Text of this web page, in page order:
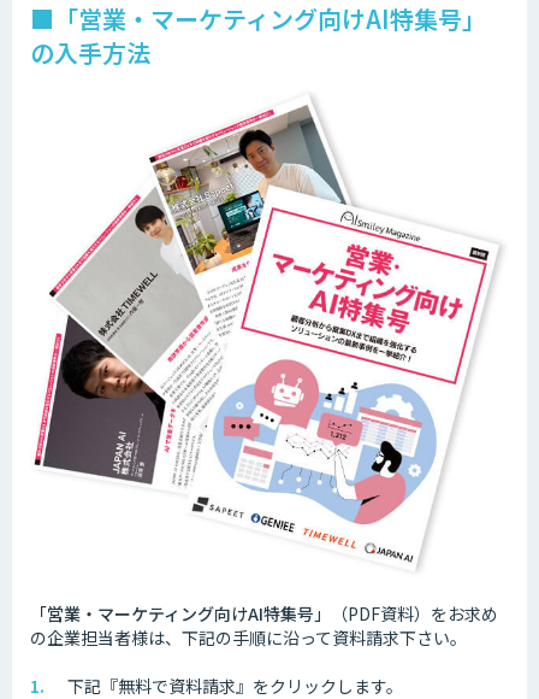
■「営業・マーケティング向けAI特集号」
の入手方法
「営業・マーケティング向けAI特集号」
（PDF資料）をお求め
の企業担当者様は、下記の手順に沿って資料請求下さい。
下記『無料で資料請求』をクリックします。